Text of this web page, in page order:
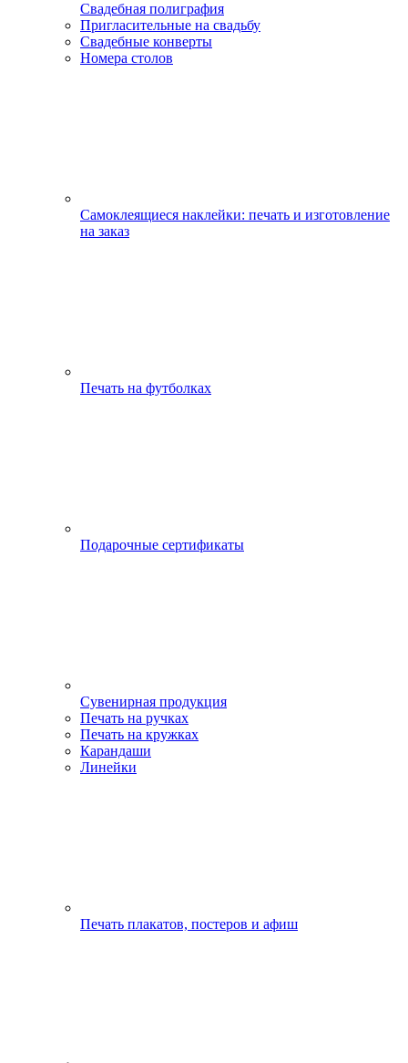
Свадебная полиграфия
Пригласительные на свадьбу
Свадебные конверты
Номера столов
Самоклеящиеся наклейки: печать и изготовление
на заказ
Печать на футболках
Подарочные сертификаты
Сувенирная продукция
Печать на ручках
Печать на кружках
Карандаши
Линейки
Печать плакатов, постеров и афиш